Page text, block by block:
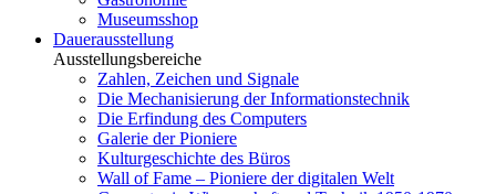
Museumsshop
Dauerausstellung
Ausstellungsbereiche
Zahlen, Zeichen und Signale
Die Mechanisierung der Informationstechnik
Die Erfindung des Computers
Galerie der Pioniere
Kulturgeschichte des Büros
Wall of Fame – Pioniere der digitalen Welt